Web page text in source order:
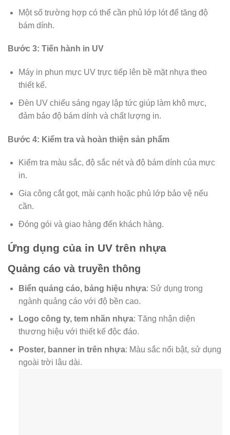
Một số trường hợp có thể cần phủ lớp lót để tăng độ
bám dính.
Bước 3: Tiến hành in UV
Máy in phun mực UV trực tiếp lên bề mặt nhựa theo
thiết kế.
Đèn UV chiếu sáng ngay lập tức giúp làm khô mực,
đảm bảo độ bám dính và chất lượng in.
Bước 4: Kiểm tra và hoàn thiện sản phẩm
Kiểm tra màu sắc, độ sắc nét và độ bám dính của mực
in.
Gia công cắt gọt, mài cạnh hoặc phủ lớp bảo vệ nếu
cần.
Đóng gói và giao hàng đến khách hàng.
Ứng dụng của in UV trên nhựa
Quảng cáo và truyền thông
Biển quảng cáo, bảng hiệu nhựa: Sử dụng trong
ngành quảng cáo với độ bền cao.
Logo công ty, tem nhãn nhựa: Tăng nhận diện
thương hiệu với thiết kế độc đáo.
Poster, banner in trên nhựa: Màu sắc nổi bật, sử dụng
ngoài trời lâu dài.